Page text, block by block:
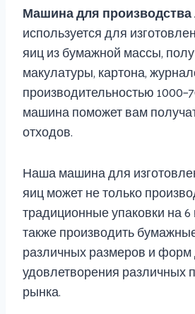
Машина для
используется для
яиц из бумажной массы,
макулатуры, картона,
производительностью
машина поможет вам
отходов.
Наша машина для
яиц может не только
традиционные упаковки на 6
также производить
различных размеров и
удовлетворения различных
рынка.